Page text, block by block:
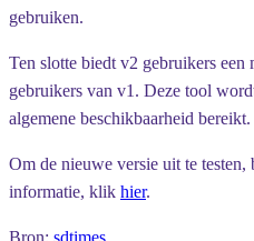
gebruiken.
Ten slotte biedt v2 gebruikers
gebruikers van v1. Deze tool
algemene beschikbaarheid bereikt.
Om de nieuwe versie uit te testen,
informatie, klik hier.
Bron: sdtimes